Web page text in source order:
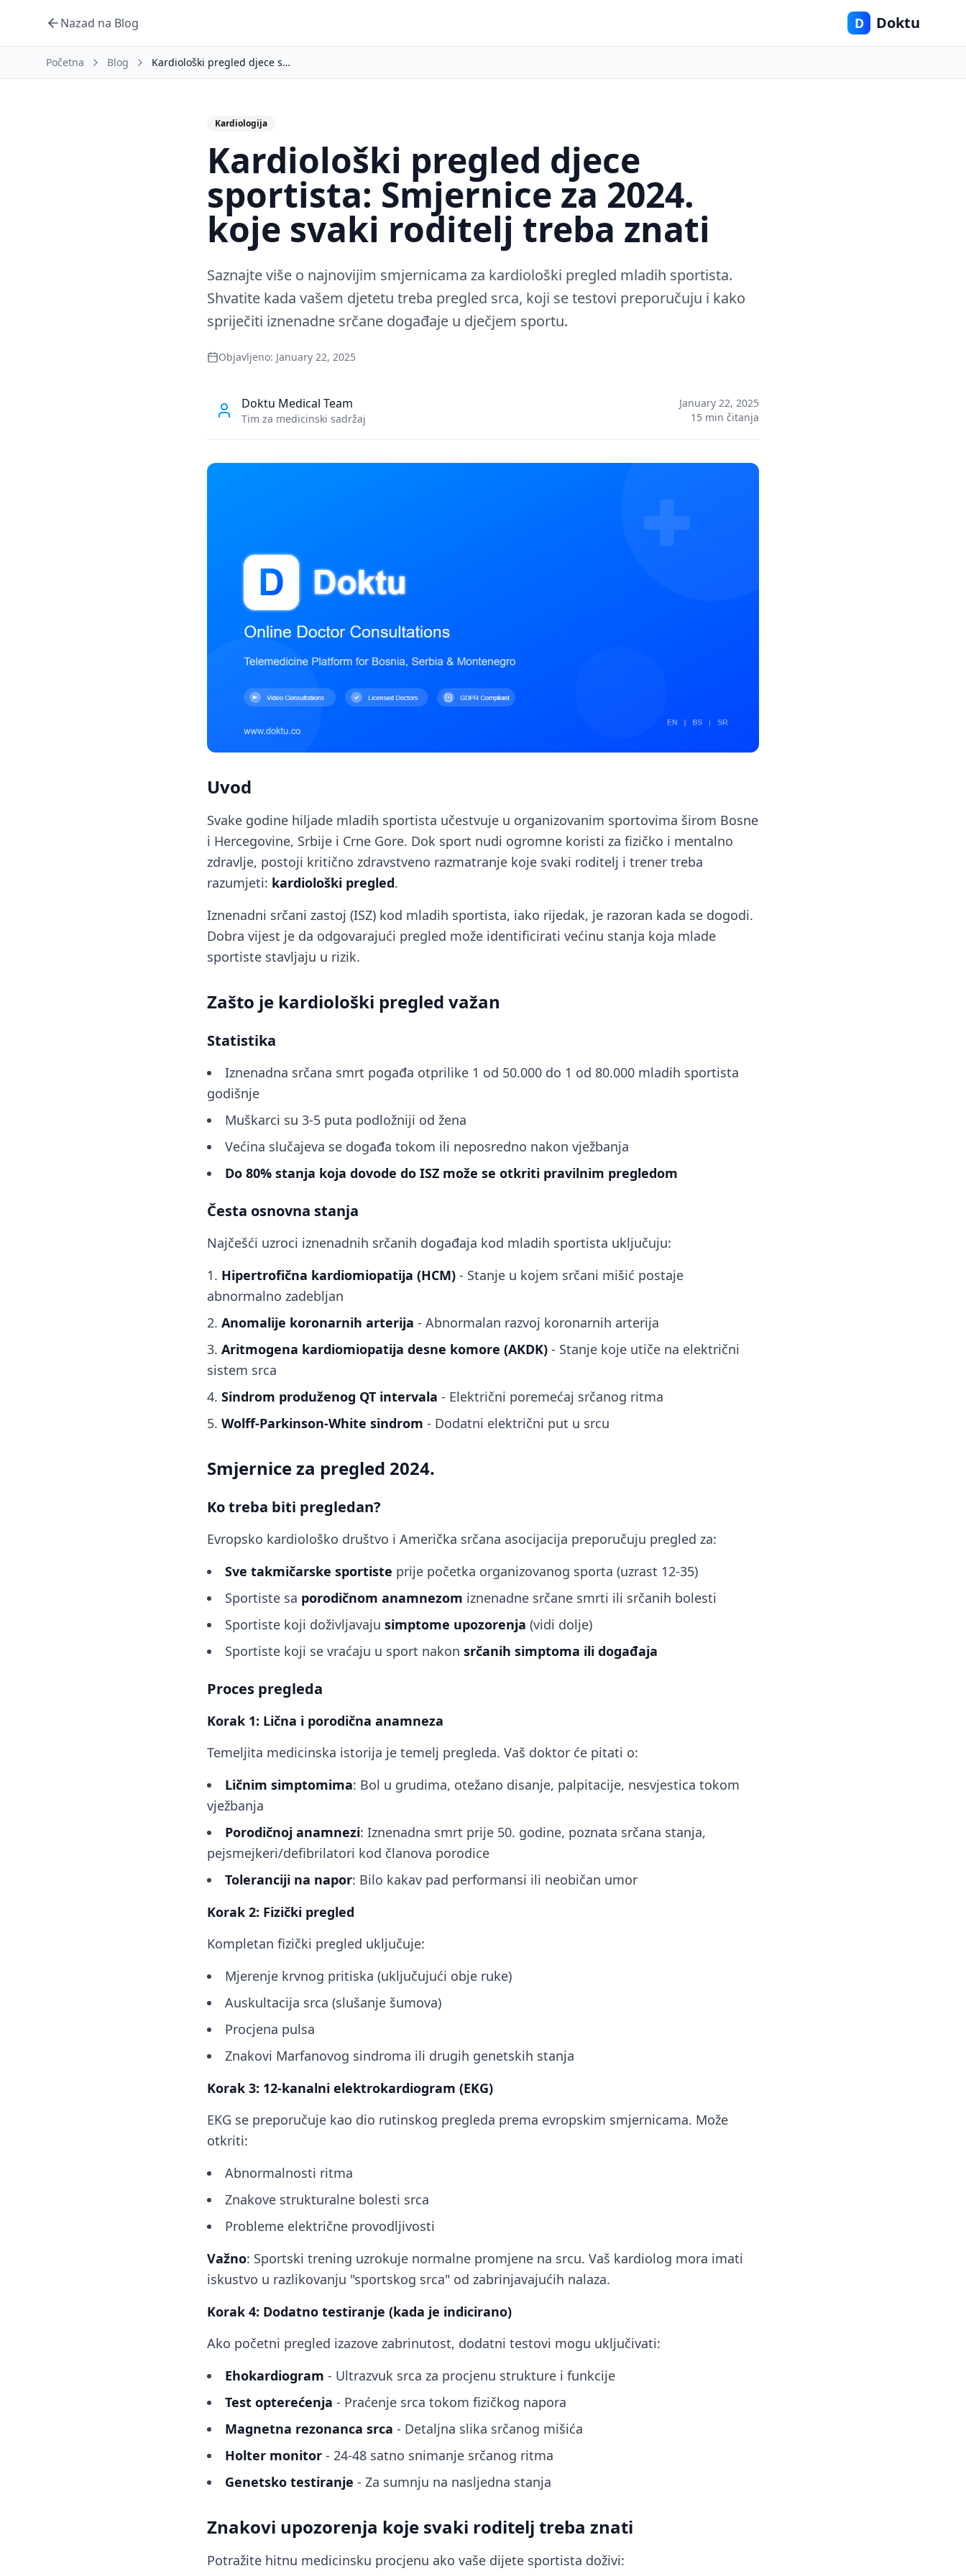
Nazad na Blog D Doktu
Početna Blog Kardiološki pregled djece sportista: Smjernice za 2024. koje svaki roditelj treba znati
Kardiologija
Kardiološki pregled djece
sportista: Smjernice za 2024.
koje svaki roditelj treba znati
Saznajte više o najnovijim smjernicama za kardiološki pregled mladih sportista.
Shvatite kada vašem djetetu treba pregled srca, koji se testovi preporučuju i kako
spriječiti iznenadne srčane događaje u dječjem sportu.
Objavljeno: January 22, 2025
Doktu Medical Team
Tim za medicinski sadržaj
January 22, 2025
15 min čitanja
Uvod
Svake godine hiljade mladih sportista učestvuje u organizovanim sportovima širom Bosne
i Hercegovine, Srbije i Crne Gore. Dok sport nudi ogromne koristi za fizičko i mentalno
zdravlje, postoji kritično zdravstveno razmatranje koje svaki roditelj i trener treba
razumjeti: kardiološki pregled.
Iznenadni srčani zastoj (ISZ) kod mladih sportista, iako rijedak, je razoran kada se dogodi.
Dobra vijest je da odgovarajući pregled može identificirati većinu stanja koja mlade
sportiste stavljaju u rizik.
Zašto je kardiološki pregled važan
Statistika
Iznenadna srčana smrt pogađa otprilike 1 od 50.000 do 1 od 80.000 mladih sportista
godišnje
Muškarci su 3-5 puta podložniji od žena
Većina slučajeva se događa tokom ili neposredno nakon vježbanja
Do 80% stanja koja dovode do ISZ može se otkriti pravilnim pregledom
Česta osnovna stanja
Najčešći uzroci iznenadnih srčanih događaja kod mladih sportista uključuju:
Hipertrofična kardiomiopatija (HCM) - Stanje u kojem srčani mišić postaje
abnormalno zadebljan
Anomalije koronarnih arterija - Abnormalan razvoj koronarnih arterija
Aritmogena kardiomiopatija desne komore (AKDK) - Stanje koje utiče na električni
sistem srca
Sindrom produženog QT intervala - Električni poremećaj srčanog ritma
Wolff-Parkinson-White sindrom - Dodatni električni put u srcu
Smjernice za pregled 2024.
Ko treba biti pregledan?
Evropsko kardiološko društvo i Američka srčana asocijacija preporučuju pregled za:
Sve takmičarske sportiste prije početka organizovanog sporta (uzrast 12-35)
Sportiste sa porodičnom anamnezom iznenadne srčane smrti ili srčanih bolesti
Sportiste koji doživljavaju simptome upozorenja (vidi dolje)
Sportiste koji se vraćaju u sport nakon srčanih simptoma ili događaja
Proces pregleda
Korak 1: Lična i porodična anamneza
Temeljita medicinska istorija je temelj pregleda. Vaš doktor će pitati o:
Ličnim simptomima: Bol u grudima, otežano disanje, palpitacije, nesvjestica tokom
vježbanja
Porodičnoj anamnezi: Iznenadna smrt prije 50. godine, poznata srčana stanja,
pejsmejkeri/defibrilatori kod članova porodice
Toleranciji na napor: Bilo kakav pad performansi ili neobičan umor
Korak 2: Fizički pregled
Kompletan fizički pregled uključuje:
Mjerenje krvnog pritiska (uključujući obje ruke)
Auskultacija srca (slušanje šumova)
Procjena pulsa
Znakovi Marfanovog sindroma ili drugih genetskih stanja
Korak 3: 12-kanalni elektrokardiogram (EKG)
EKG se preporučuje kao dio rutinskog pregleda prema evropskim smjernicama. Može
otkriti:
Abnormalnosti ritma
Znakove strukturalne bolesti srca
Probleme električne provodljivosti
Važno: Sportski trening uzrokuje normalne promjene na srcu. Vaš kardiolog mora imati
iskustvo u razlikovanju "sportskog srca" od zabrinjavajućih nalaza.
Korak 4: Dodatno testiranje (kada je indicirano)
Ako početni pregled izazove zabrinutost, dodatni testovi mogu uključivati:
Ehokardiogram - Ultrazvuk srca za procjenu strukture i funkcije
Test opterećenja - Praćenje srca tokom fizičkog napora
Magnetna rezonanca srca - Detaljna slika srčanog mišića
Holter monitor - 24-48 satno snimanje srčanog ritma
Genetsko testiranje - Za sumnju na nasljedna stanja
Znakovi upozorenja koje svaki roditelj treba znati
Potražite hitnu medicinsku procjenu ako vaše dijete sportista doživi: